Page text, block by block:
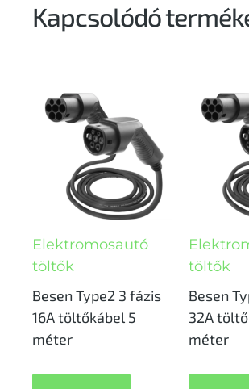
Kapcsolódó
Elektromosautó
töltők
Besen Type2 3 fázis
16A töltőkábel 5
méter
töltők
Besen
32A
méter